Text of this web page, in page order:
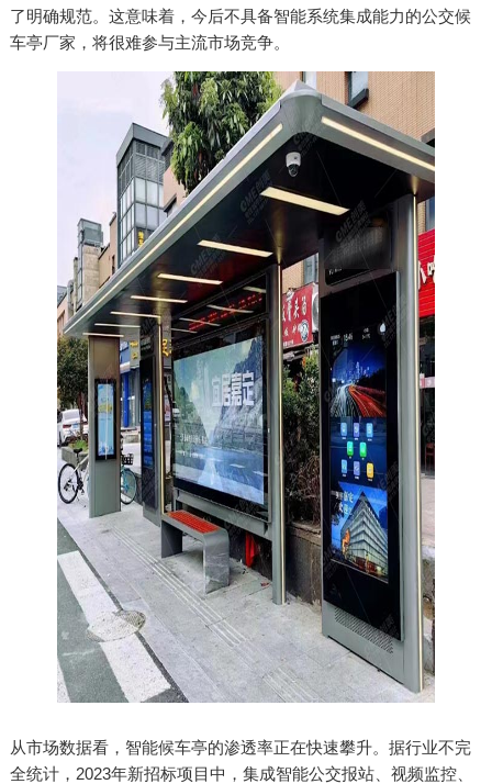
了明确规范。这意味着，今后不具备智能系统集成能力的公交候
车亭厂家，将很难参与主流市场竞争。
从市场数据看，智能候车亭的渗透率正在快速攀升。据行业不完
全统计，2023年新招标项目中，集成智能公交报站、视频监控、